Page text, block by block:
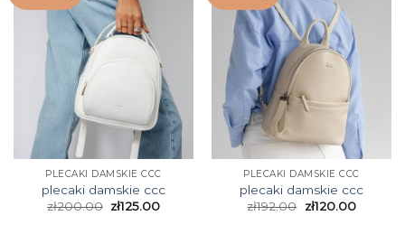
PLECAKI DAMSKIE CCC
plecaki damskie ccc
zł200.00 zł125.00
PLECAKI DAMSKIE CCC
plecaki damskie ccc
zł192.00 zł120.00